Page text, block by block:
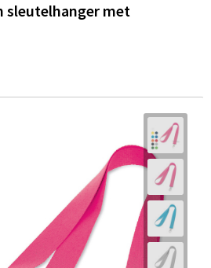
sleutelhanger met